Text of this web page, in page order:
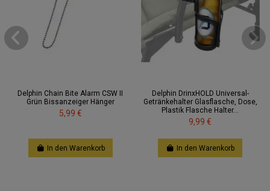
Delphin Chain Bite Alarm CSW II
Grün Bissanzeiger Hänger
5,99 €
In den Warenkorb
Delphin DrinxHOLD Universal-
Getränkehalter Glasflasche, Dose,
Plastik Flasche Halter...
9,99 €
In den Warenkorb